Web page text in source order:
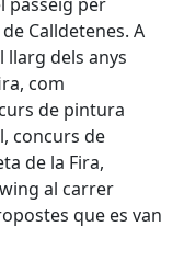
Calldetenes. A
llarg dels anys
com
de pintura
concurs de
de la Fira,
al carrer
que es van